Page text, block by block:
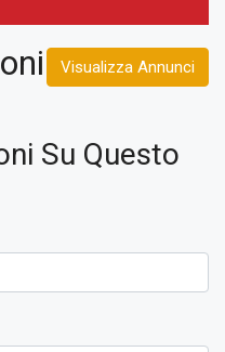
Visualizza Annunci
Su Questo